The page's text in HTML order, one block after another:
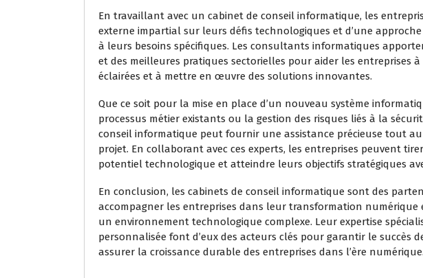
En travaillant avec un cabinet de conseil informatique, les
externe impartial sur leurs défis technologiques et d’une
à leurs besoins spécifiques. Les consultants informatiques
et des meilleures pratiques sectorielles pour aider les entreprises à
éclairées et à mettre en œuvre des solutions innovantes.
Que ce soit pour la mise en place d’un nouveau système
processus métier existants ou la gestion des risques liés à la
conseil informatique peut fournir une assistance précieuse tout
projet. En collaborant avec ces experts, les entreprises peuvent
potentiel technologique et atteindre leurs objectifs stratégiques
En conclusion, les cabinets de conseil informatique sont des
accompagner les entreprises dans leur transformation numérique
un environnement technologique complexe. Leur expertise
personnalisée font d’eux des acteurs clés pour garantir le succès
assurer la croissance durable des entreprises dans l’ère numérique.